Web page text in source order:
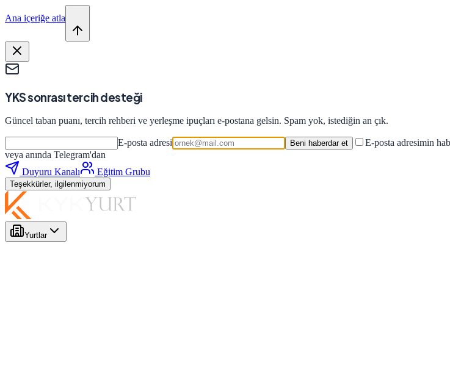
Ana içeriğe atla
YKS sonrası tercih desteği
Güncel taban puanı, tercih rehberi ve yerleşme ipuçları e-postana gelsin. Spam yok, istediğin an çık.
E-posta adresi Beni haberdar et E-posta adresimin
veya anında Telegram'dan
Duyuru Kanalı
Eğitim Grubu
Teşekkürler, ilgilenmiyorum
Yurtlar